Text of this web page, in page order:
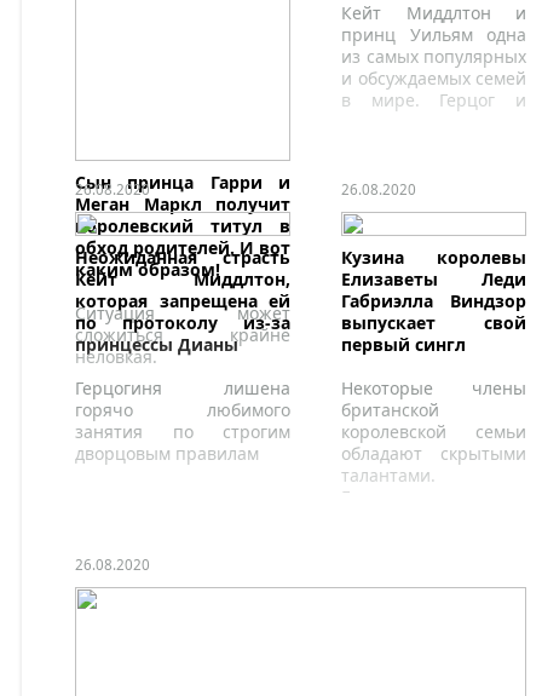
Сын принца Гарри и
Меган Маркл получит
королевский титул в
обход родителей. И вот
каким образом!
Ситуация может
сложиться крайне
неловкая.
Кейт Миддлтон и
принц Уильям одна
из самых популярных
и обсуждаемых семей
в мире. Герцог и
очень много
работают.
26.08.2020
Неожиданная страсть
Кейт Миддлтон,
которая запрещена ей
по протоколу из-за
принцессы Дианы
Герцогиня лишена
горячо любимого
занятия по строгим
дворцовым правилам
26.08.2020
Кузина королевы
Елизаветы Леди
Габриэлла Виндзор
выпускает свой
первый сингл
Некоторые члены
британской
королевской семьи
обладают скрытыми
талантами.
Герцогиня
Сассекская, как
26.08.2020